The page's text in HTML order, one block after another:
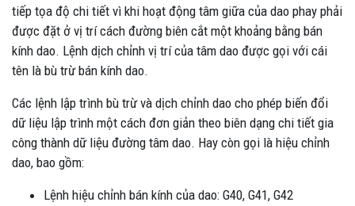
tiếp tọa độ chi tiết vì khi hoạt động tâm giữa của dao phay phải
được đặt ở vị trí cách đường biên cắt một khoảng bằng bán
kính dao. Lệnh dịch chỉnh vị trí của tâm dao được gọi với cái
tên là bù trừ bán kính dao.
Các lệnh lập trình bù trừ và dịch chỉnh dao cho phép biến đổi
dữ liệu lập trình một cách đơn giản theo biên dạng chi tiết gia
công thành dữ liệu đường tâm dao. Hay còn gọi là hiệu chỉnh
dao, bao gồm:
Lệnh hiệu chỉnh bán kính của dao: G40, G41, G42